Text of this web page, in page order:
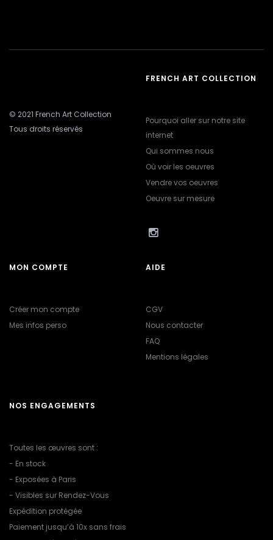
© 2021 French Art Collection
Tous droits réservés
FRENCH ART COLLECTION
Pourquoi aller sur notre site
internet
Qui sommes nous
Où voir les oeuvres
Vendre vos oeuvres
Oeuvre sur mesure
MON COMPTE
Créer mon compte
Mes infos perso
AIDE
CGV
Nous contacter
FAQ
Mentions légales
NOS ENGAGEMENTS
Toutes les œuvres sont :
- En stock
- Exposées à Paris
- Visibles sur Rendez-Vous
Expédition protégée
Paiement jusqu’à 10x sans frais